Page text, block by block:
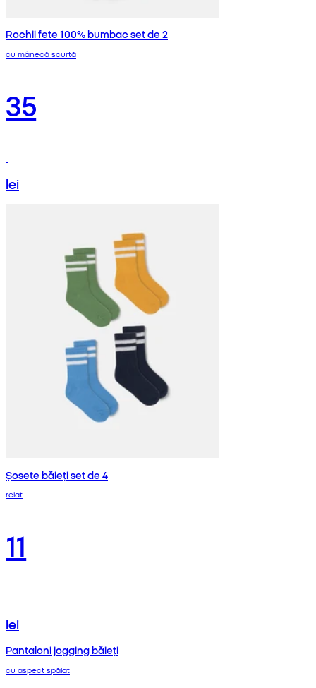
Rochii fete 100% bumbac set de 2
cu mânecă scurtă
35
lei
Șosete băieți set de 4
reiat
11
lei
Pantaloni jogging băieți
cu aspect spălat